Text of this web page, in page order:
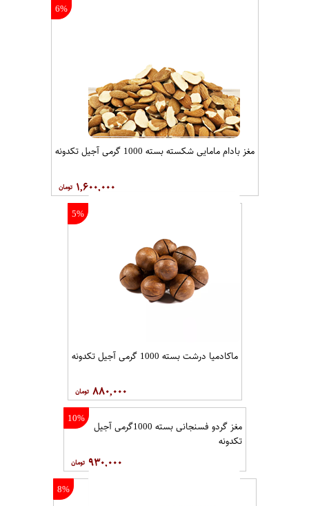
6%
مغز بادام مامایی شکسته بسته 1000 گرمی آجیل تکدونه
۱,۶۰۰,۰۰۰
5%
ماکادمیا درشت بسته 1000 گرمی آجیل تکدونه
۸۸۰,۰۰۰
10%
مغز گردو فسنجانی بسته 1000گرمی آجیل
تکدونه
۹۳۰,۰۰۰
8%